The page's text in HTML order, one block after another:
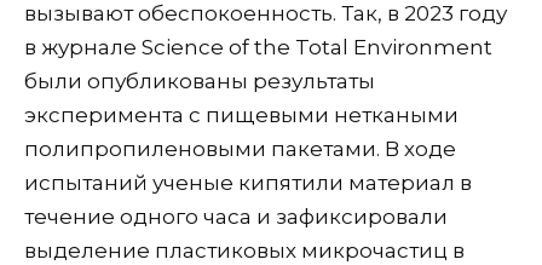
вызывают обеспокоенность. Так, в 2023 году
в журнале Science of the Total Environment
были опубликованы результаты
эксперимента с пищевыми неткаными
полипропиленовыми пакетами. В ходе
испытаний ученые кипятили материал в
течение одного часа и зафиксировали
выделение пластиковых микрочастиц в